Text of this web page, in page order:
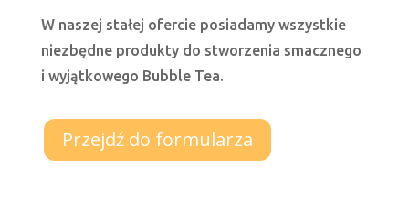
W naszej stałej ofercie posiadamy wszystkie
niezbędne produkty do stworzenia smacznego
i wyjątkowego Bubble Tea.
Przejdź do formularza